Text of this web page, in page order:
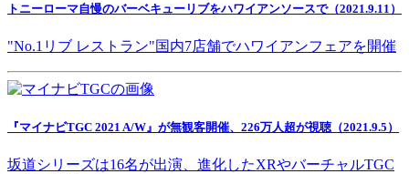
トニーローマ自慢のバーベキューリブをハワイアンソースで（2021.9.11）
"No.1リブ レストラン"国内7店舗でハワイアンフェアを開催
『マイナビTGC 2021 A/W』が無観客開催、226万人超が視聴（2021.9.5）
坂道シリーズは16名が出演、進化したXRやバーチャルTGC